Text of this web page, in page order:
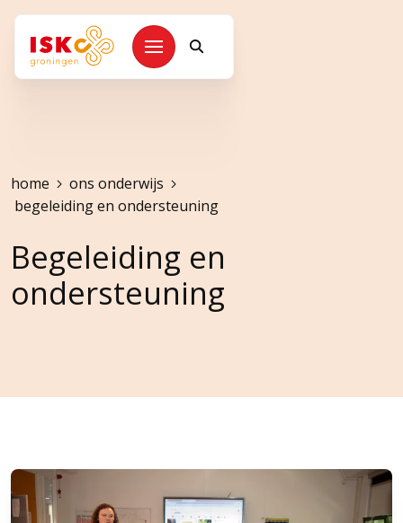
Kruimelpad
home
ons onderwijs
begeleiding en ondersteuning
Begeleiding en
ondersteuning